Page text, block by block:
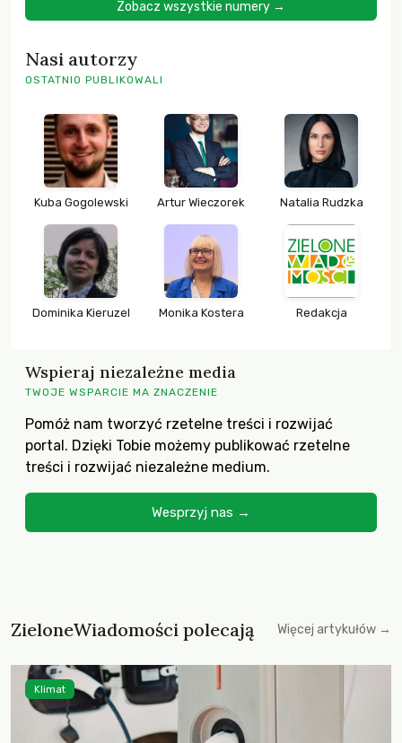
Zobacz wszystkie numery →
Nasi autorzy
OSTATNIO PUBLIKOWALI
Kuba Gogolewski Artur Wieczorek Natalia Rudzka
Dominika Kieruzel Monika Kostera Redakcja
Wspieraj niezależne media
TWOJE WSPARCIE MA ZNACZENIE
Pomóż nam tworzyć rzetelne treści i rozwijać
portal. Dzięki Tobie możemy publikować rzetelne
treści i rozwijać niezależne medium.
Wesprzyj nas →
ZieloneWiadomości polecają Więcej artykułów →
Klimat